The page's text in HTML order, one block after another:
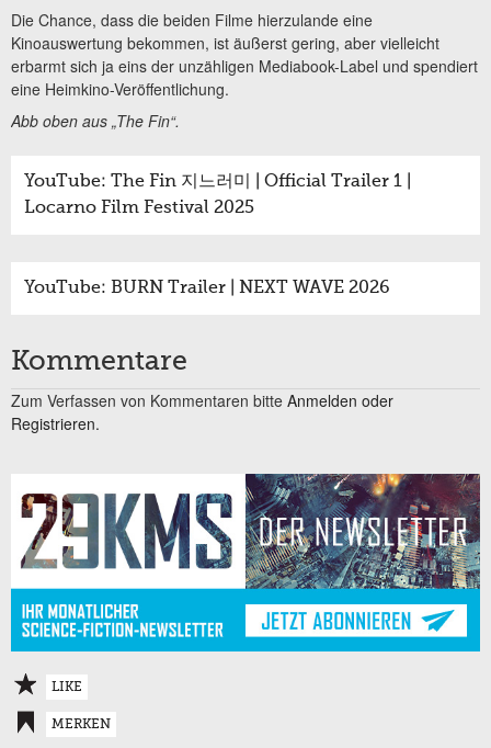
Die Chance, dass die beiden Filme hierzulande eine
Kinoauswertung bekommen, ist äußerst gering, aber vielleicht
erbarmt sich ja eins der unzähligen Mediabook-Label und spendiert
eine Heimkino-Veröffentlichung.
Abb oben aus „The Fin“.
YouTube: The Fin 지느러미 | Official Trailer 1 |
Locarno Film Festival 2025
YouTube: BURN Trailer | NEXT WAVE 2026
Kommentare
Zum Verfassen von Kommentaren bitte Anmelden oder
Registrieren.
LIKE
MERKEN